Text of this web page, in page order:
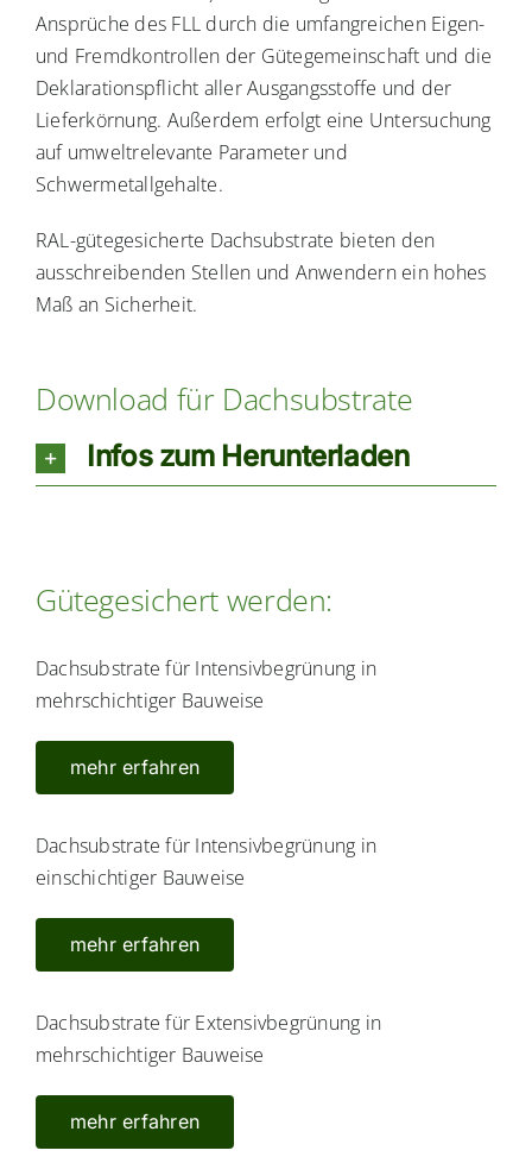
Ansprüche des FLL durch die umfangreichen Eigen-
und Fremdkontrollen der Gütegemeinschaft und die
Deklarationspflicht aller Ausgangsstoffe und der
Lieferkörnung. Außerdem erfolgt eine Untersuchung
auf umweltrelevante Parameter und
Schwermetallgehalte.
RAL-gütegesicherte Dachsubstrate bieten den
ausschreibenden Stellen und Anwendern ein hohes
Maß an Sicherheit.
Download für Dachsubstrate
Infos zum Herunterladen
Gütegesichert werden:
Dachsubstrate für Intensivbegrünung in
mehrschichtiger Bauweise
mehr erfahren
Dachsubstrate für Intensivbegrünung in
einschichtiger Bauweise
mehr erfahren
Dachsubstrate für Extensivbegrünung in
mehrschichtiger Bauweise
mehr erfahren